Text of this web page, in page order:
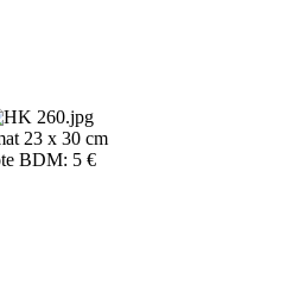
23 x 30 cm
BDM: 5 €